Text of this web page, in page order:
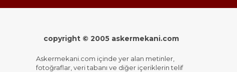
copyright © 2005 askermekani.com
Askermekani.com içinde yer alan metinler,
fotoğraflar, veri tabanı ve diğer içeriklerin telif